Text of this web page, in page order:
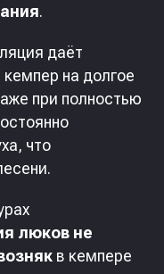
.
даёт
на долгое
при полностью
что
люков не
в кемпере